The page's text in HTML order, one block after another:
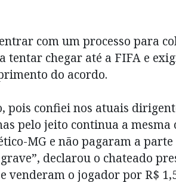
com um processo para
tentar chegar até a FIFA e
do acordo.
pois confiei nos atuais
pelo jeito continua a mesma
MG e não pagaram a
declarou o chateado
venderam o jogador por R$